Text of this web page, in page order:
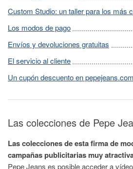
Custom Studio: un taller para los más
Los modos de pago
Envíos y devoluciones gratuitas
El servicio al cliente
Un cupón descuento en pepejeans.com
Las colecciones de Pepe
Las colecciones de esta firma de
campañas publicitarias muy
Pepe Jeans es posible acceder a